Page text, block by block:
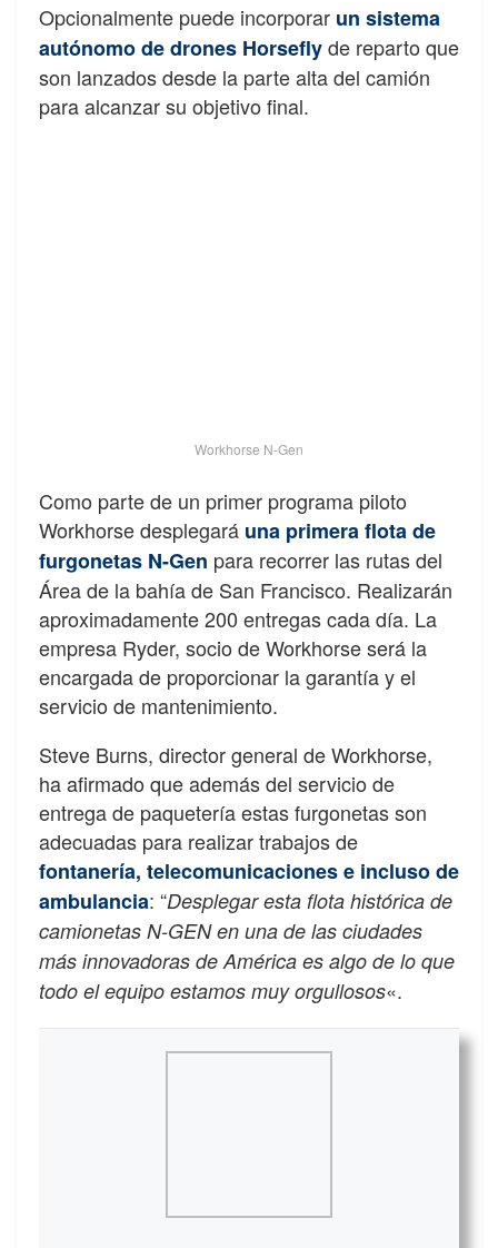
Opcionalmente puede incorporar un sistema
autónomo de drones Horseflyde reparto que
son lanzados desde la parte alta del camión
para alcanzar su objetivo final.
Workhorse N-Gen
Como parte de un primer programa piloto
Workhorse desplegará una primera flota de
furgonetas N-Gen para recorrer las rutas del
Área de la bahía de San Francisco. Realizarán
aproximadamente 200 entregas cada día. La
empresa Ryder, socio de Workhorse será la
encargada de proporcionar la garantía y el
servicio de mantenimiento.
Steve Burns, director general de Workhorse,
ha afirmado que además del servicio de
entrega de paquetería estas furgonetas son
adecuadas para realizar trabajos de
fontanería, telecomunicaciones e incluso de
ambulancia: “Desplegar esta flota histórica de
camionetas N-GEN en una de las ciudades
más innovadoras de América es algo de lo que
todo el equipo estamos muy orgullosos«.